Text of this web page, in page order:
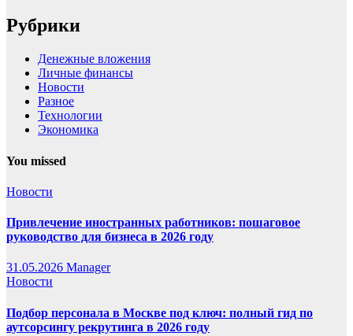
Рубрики
Денежные вложения
Личные финансы
Новости
Разное
Технологии
Экономика
You missed
Новости
Привлечение иностранных работников: пошаговое
руководство для бизнеса в 2026 году
31.05.2026 Manager
Новости
Подбор персонала в Москве под ключ: полный гид по
аутсорсингу рекрутинга в 2026 году